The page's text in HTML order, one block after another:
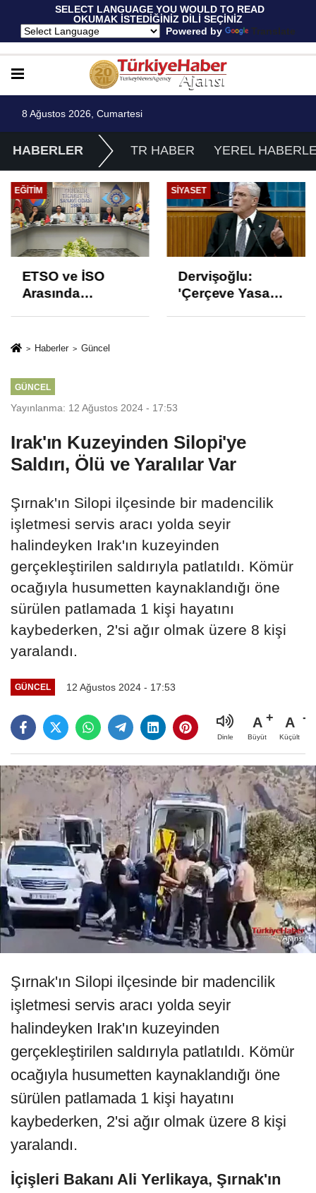
SELECT LANGUAGE YOU WOULD TO READ
OKUMAK İSTEDİĞİNİZ DİLİ SEÇİNİZ
Powered by
Translate
8 Ağustos 2026, Cumartesi
HABERLER TR HABER YEREL
EĞITIM
ETSO ve İSO
Arasında
Protokolü
SIYASET
Dervişoğlu:
'Çerçeve Yasa
Haberler Güncel
GÜNCEL
Yayınlanma: 12 Ağustos 2024 - 17:53
Irak'ın Kuzeyinden Silopi'ye
Saldırı, Ölü ve Yaralılar Var
Şırnak'ın Silopi ilçesinde bir madencilik
işletmesi servis aracı yolda seyir
halindeyken Irak'ın kuzeyinden
gerçekleştirilen saldırıyla patlatıldı. Kömür
ocağıyla husumetten kaynaklandığı öne
sürülen patlamada 1 kişi hayatını
kaybederken, 2'si ağır olmak üzere 8 kişi
yaralandı.
GÜNCEL 12 Ağustos 2024 - 17:53
Dinle
A
Büyüt
A
Küçült
Şırnak'ın Silopi ilçesinde bir madencilik
işletmesi servis aracı yolda seyir
halindeyken Irak'ın kuzeyinden
gerçekleştirilen saldırıyla patlatıldı. Kömür
ocağıyla husumetten kaynaklandığı öne
sürülen patlamada 1 kişi hayatını
kaybederken, 2'si ağır olmak üzere 8 kişi
yaralandı.
İçişleri Bakanı Ali Yerlikaya, Şırnak'ın